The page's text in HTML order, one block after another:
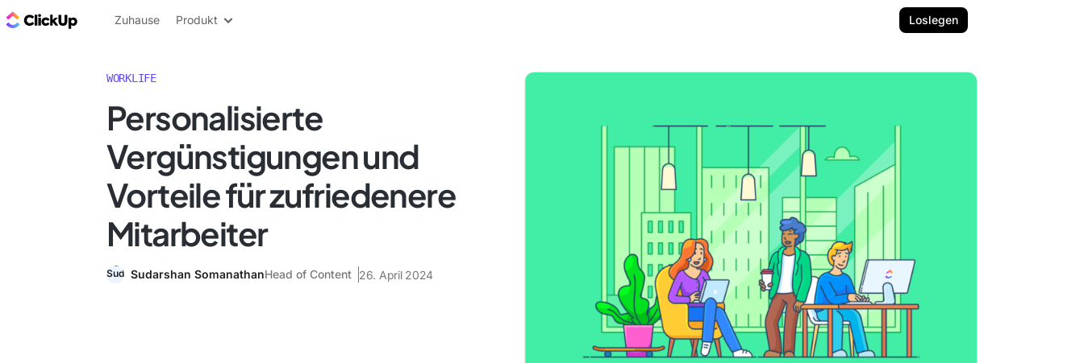
ClickUp Blog
Zuhause Produkt Loslegen
WORKLIFE
Personalisierte
Vergünstigungen und
Vorteile für zufriedenere
Mitarbeiter
Sudarshan SomanathanHead of Content 26. April 2024